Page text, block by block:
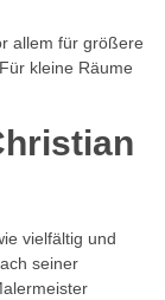
allem für größere
kleine Räume
vielfältig und
seiner